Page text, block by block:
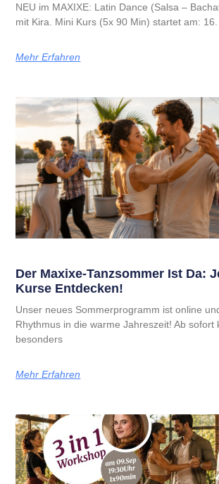
NEU im MAXIXE: Latin Dance (Salsa –
mit Kira. Mini Kurs (5x 90 Min) startet am: 16.
Mehr Erfahren
Der Maxixe-Tanzsommer Ist Da:
Kurse Entdecken!
Unser neues Sommerprogramm ist online
Rhythmus in die warme Jahreszeit! Ab sofort
besonders
Mehr Erfahren